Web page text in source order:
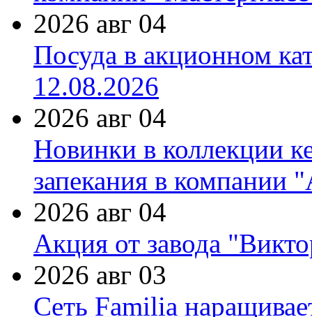
2026 авг 04
Посуда в акционном
12.08.2026
2026 авг 04
Новинки в коллекции
запекания в компании
2026 авг 04
Акция от завода
2026 авг 03
Сеть Familia